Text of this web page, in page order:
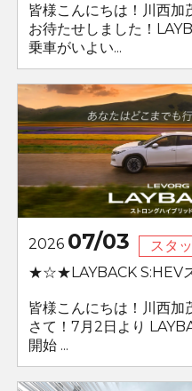
皆様こんにちは！川西加
お待たせしました！
乗車がいよい...
2026 07/03
スタ
★☆★LAYBACK S:HEV
皆様こんにちは！川西加
さて！7月2日より
開始 ...